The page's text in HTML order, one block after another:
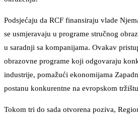
Podsjećaju da RCF finansiraju vlade
se usmjeravaju u programe stručnog
u saradnji sa kompanijama. Ovakav
obrazovne programe koji odgovaraju
industrije, pomažući ekonomijama
postanu konkurentne na evropskom
Tokom tri do sada otvorena poziva,